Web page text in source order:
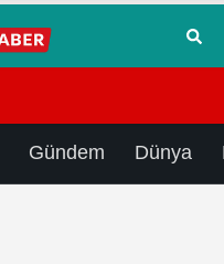
Gündem Dünya